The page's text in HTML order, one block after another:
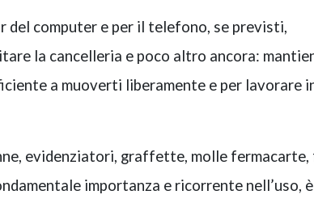
del computer e per il telefono, se previsti,
la cancelleria e poco altro ancora:
a muoverti liberamente e per lavorare
evidenziatori, graffette, molle fermacarte,
importanza e ricorrente nell’uso, è